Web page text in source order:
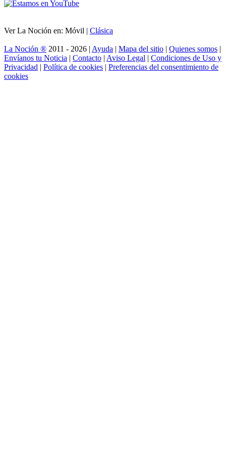
Ver La Noción en: Móvil | Clásica
La Noción ® 2011 - 2026 | Ayuda | Mapa del sitio | Quienes somos |
Envíanos tu Noticia | Contacto | Aviso Legal | Condiciones de Uso y
Privacidad | Política de cookies | Preferencias del consentimiento de
cookies